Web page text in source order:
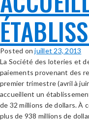
Posted onjuillet 23, 2013
La Société des loteries et
paiements provenant des
premier trimestre (avril à
accueillent un
de 32 millions de dollars. À
plus de 938 millions de